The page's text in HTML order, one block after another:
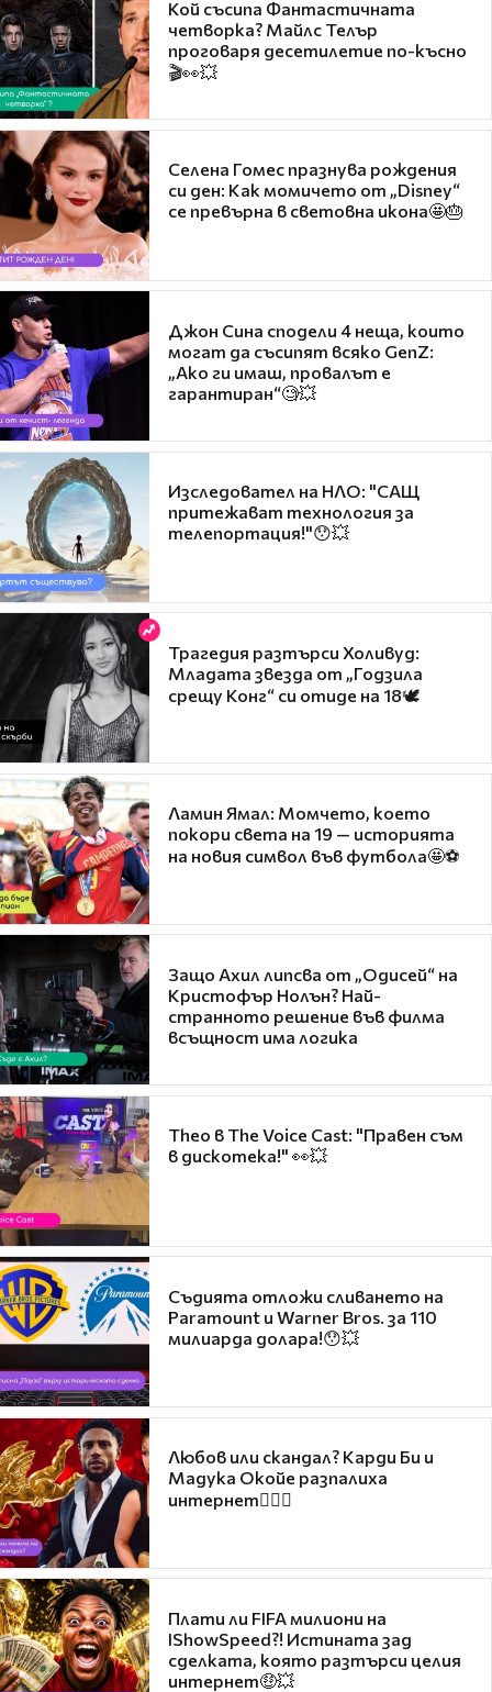
Кой съсипа Фантастичната
четворка? Майлс Телър
проговаря десетилетие по-късно
🎬👀💥
Селена Гомес празнува рождения
си ден: Как момичето от „Disney“
се превърна в световна икона🤩🎂
Джон Сина сподели 4 неща, които
могат да съсипят всяко GenZ:
„Ако ги имаш, провалът е
гарантиран“🧐💥
Изследовател на НЛО: "САЩ
притежават технология за
телепортация!"😯💥
Трагедия разтърси Холивуд:
Младата звезда от „Годзила
срещу Конг“ си отиде на 18🕊️
Ламин Ямал: Момчето, което
покори света на 19 — историята
на новия символ във футбола🤩⚽
Защо Ахил липсва от „Одисей“ на
Кристофър Нолън? Най-
странното решение във филма
всъщност има логика
Theo в The Voice Cast: "Правен съм
в дискотека!" 👀💥
Съдията отложи сливането на
Paramount и Warner Bros. за 110
милиарда долара!😯💥
Любов или скандал? Карди Би и
Мадука Окойе разпалиха
интернет❤️‍🔥🔥
Плати ли FIFA милиони на
IShowSpeed?! Истината зад
сделката, която разтърси целия
интернет🤑💥